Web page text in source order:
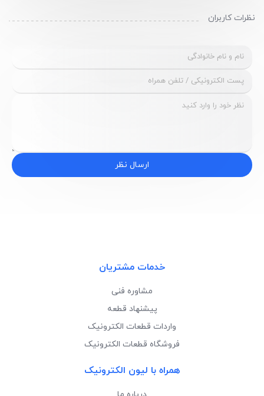
نظرات کاربران
ارسال نظر
خدمات مشتریان
مشاوره فنی
پیشنهاد قطعه
واردات قطعات الکترونیک
فروشگاه قطعات الکترونیک
همراه با لیون الکترونیک